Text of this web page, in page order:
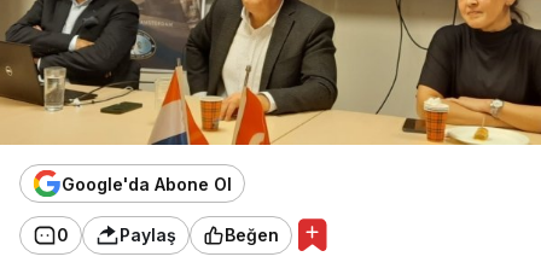
Google'da Abone Ol
0 Paylaş Beğen